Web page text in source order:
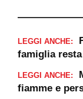
LEGGI ANCHE:
famiglia
LEGGI ANCHE:
fiamme e